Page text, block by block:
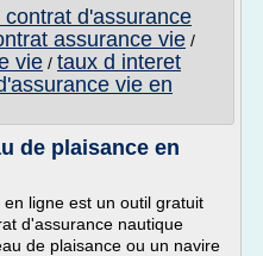
contrat d'assurance
assurance vie /
vie / taux d interet
vie en
de plaisance en
ligne est un outil gratuit
d'assurance nautique
de plaisance ou un navire